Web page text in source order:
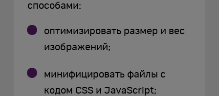
способами:
оптимизировать размер и вес
изображений;
минифицировать файлы с
кодом CSS и JavaScript;